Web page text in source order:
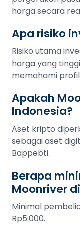
harga secara
Apa risiko
Risiko utama
harga yang
memahami
Apakah
Indonesia?
Aset kripto
sebagai aset
Bappebti.
Berapa
Moonriver
Minimal
Rp5.000.